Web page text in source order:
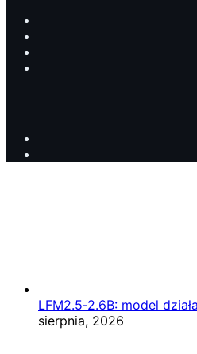
LFM2.5‑2.6B: model
sierpnia, 2026